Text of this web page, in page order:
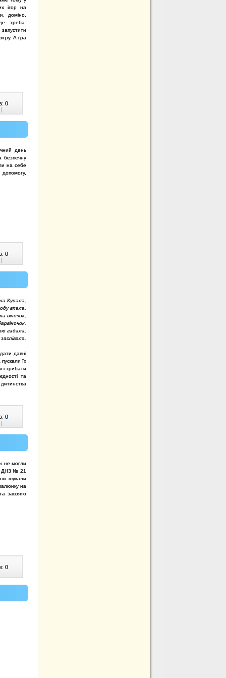
ігор на
доміно,
треба
А гра
0
|
день
безпечну
на себе
0
|
Купала,
впала.
віночок,
гадала,
давні
їх
стрибати
та
0
|
не могли
ДНЗ № 21
шукали
на
завзято
0